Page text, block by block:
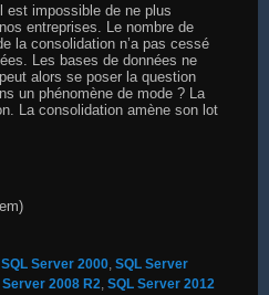
est impossible de ne plus
entreprises. Le nombre de
la consolidation n’a pas cessé
Les bases de données ne
alors se poser la question
un phénomène de mode ? La
La consolidation amène son lot
SQL Server 2000, SQL Server
Server 2008 R2, SQL Server 2012